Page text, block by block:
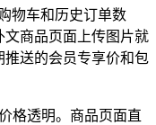
物车和历史订单数
商品页面上传图片就
送的会员专享价和包
格透明。商品页面直